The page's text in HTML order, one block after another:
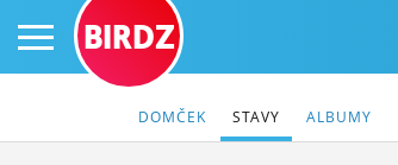
BIRDZ
DOMČEK STAVY ALBUMY